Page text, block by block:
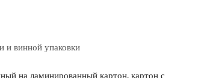
и винной упаковки
на ламинированный картон, картон с